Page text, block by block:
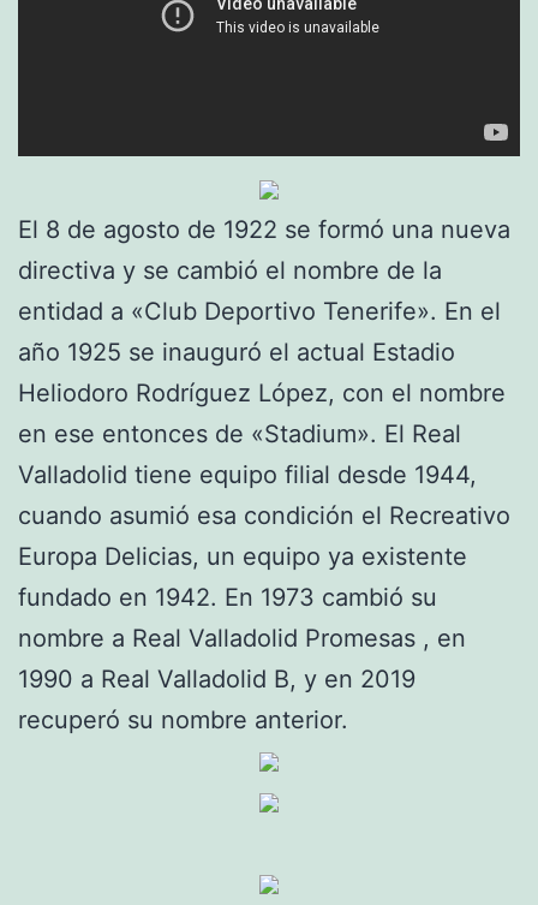
El 8 de agosto de 1922 se formó una nueva
directiva y se cambió el nombre de la
entidad a «Club Deportivo Tenerife». En el
año 1925 se inauguró el actual Estadio
Heliodoro Rodríguez López, con el nombre
en ese entonces de «Stadium». El Real
Valladolid tiene equipo filial desde 1944,
cuando asumió esa condición el Recreativo
Europa Delicias, un equipo ya existente
fundado en 1942. En 1973 cambió su
nombre a Real Valladolid Promesas , en
1990 a Real Valladolid B, y en 2019
recuperó su nombre anterior.